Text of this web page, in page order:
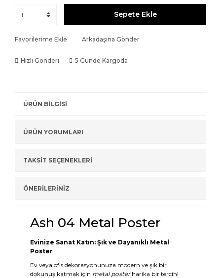
Sepete Ekle
Favorilerime Ekle Arkadaşına Gönder
Hızlı Gönderi 5 Günde Kargoda
ÜRÜN BİLGİSİ
ÜRÜN YORUMLARI
TAKSİT SEÇENEKLERİ
ÖNERİLERİNİZ
Ash 04 Metal Poster
Evinize Sanat Katın: Şık ve Dayanıklı Metal
Poster
Ev veya ofis dekorasyonunuza modern ve şık bir
dokunuş katmak için metal posterharika bir tercih!